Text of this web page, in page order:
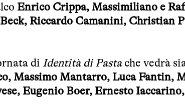
Enrico Crippa, Massimiliano e
Riccardo Camanini, Christian
di Identità di Pastache vedrà
Massimo Mantarro, Luca Fantin,
Eugenio Boer, Ernesto